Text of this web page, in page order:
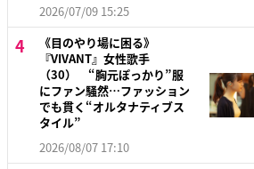
2026/07/09 15:25
《目のやり場に困る》
『VIVANT』女性歌手
（30） “胸元ぽっかり”服
にファン騒然…ファッション
でも貫く“オルタナティブス
タイル”
2026/08/07 17:10